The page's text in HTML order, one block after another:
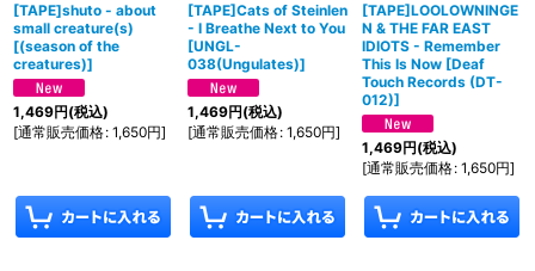
[TAPE]shuto - about
small creature(s)
[(season of the
creatures)]
1,469円(税込)
[通常販売価格: 1,650円]
[TAPE]Cats of Steinlen
- I Breathe Next to You
[UNGL-
038(Ungulates)]
1,469円(税込)
[通常販売価格: 1,650円]
[TAPE]LOOLOWNINGE
N & THE FAR EAST
IDIOTS - Remember
This Is Now [Deaf
Touch Records (DT-
012)]
1,469円(税込)
[通常販売価格: 1,650円]